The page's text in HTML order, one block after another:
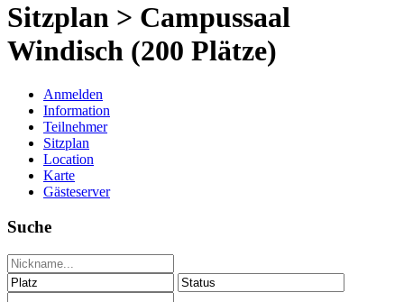
Sitzplan > Campussaal
Windisch (200 Plätze)
Anmelden
Information
Teilnehmer
Sitzplan
Location
Karte
Gästeserver
Suche